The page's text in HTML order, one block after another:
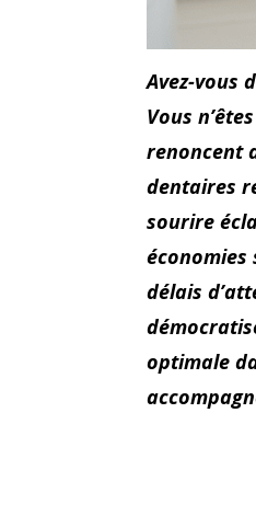
Avez-vous
Vous
renoncent
dentaires
sourire
économies
délais
optimale